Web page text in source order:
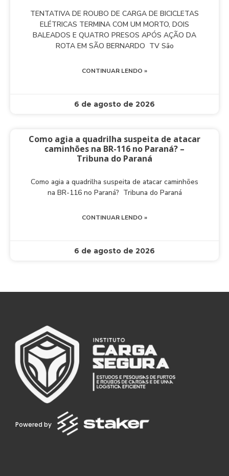
TENTATIVA DE ROUBO DE CARGA DE BICICLETAS
ELÉTRICAS TERMINA COM UM MORTO, DOIS
BALEADOS E QUATRO PRESOS APÓS AÇÃO DA
ROTA EM SÃO BERNARDO TV São
CONTINUAR LENDO »
6 de agosto de 2026
Como agia a quadrilha suspeita de atacar
caminhões na BR-116 no Paraná? –
Tribuna do Paraná
Como agia a quadrilha suspeita de atacar caminhões
na BR-116 no Paraná? Tribuna do Paraná
CONTINUAR LENDO »
6 de agosto de 2026
Powered by